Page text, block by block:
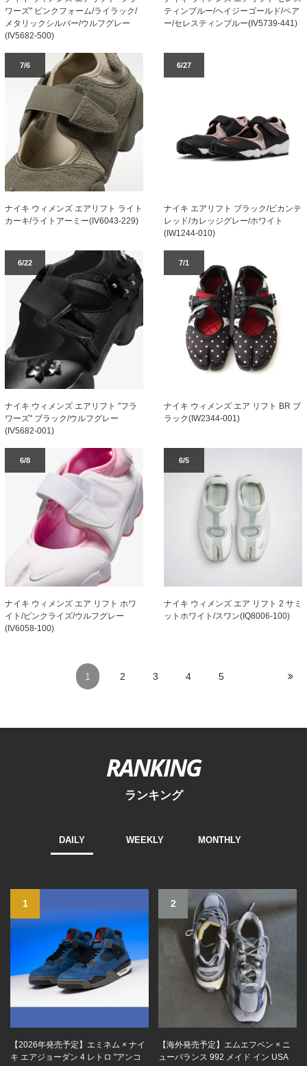
ワーズ" ピンクフォーム/ライラック/
メタリックシルバー/ウルフグレー
(IV5682-500)
ティンブルー/ヘイジーゴールド/ペア
ー/セレスティンブルー(IV5739-441)
7/6
ナイキ ウィメンズ エアリフト ライト
カーキ/ライトアーミー(IV6043-229)
6/27
ナイキ エアリフト ブラック/ピカンテ
レッド/カレッジグレー/ホワイト
(IW1244-010)
6/22
ナイキ ウィメンズ エアリフト "フラ
ワーズ" ブラック/ウルフグレー
(IV5682-001)
7/1
ナイキ ウィメンズ エア リフト BR ブ
ラック(IW2344-001)
6/8
ナイキ ウィメンズ エア リフト ホワ
イト/ピンクライズ/ウルフグレー
(IV6058-100)
6/5
ナイキ ウィメンズ エア リフト 2 サミ
ットホワイト/スワン(IQ8006-100)
1 2 3 4 5
RANKING
ランキング
DAILY WEEKLY MONTHLY
1
【2026年発売予定】エミネム × ナイ
キ エアジョーダン 4 レトロ "アンコ
2
【海外発売予定】エムエフペン × ニ
ューバランス 992 メイド イン USA